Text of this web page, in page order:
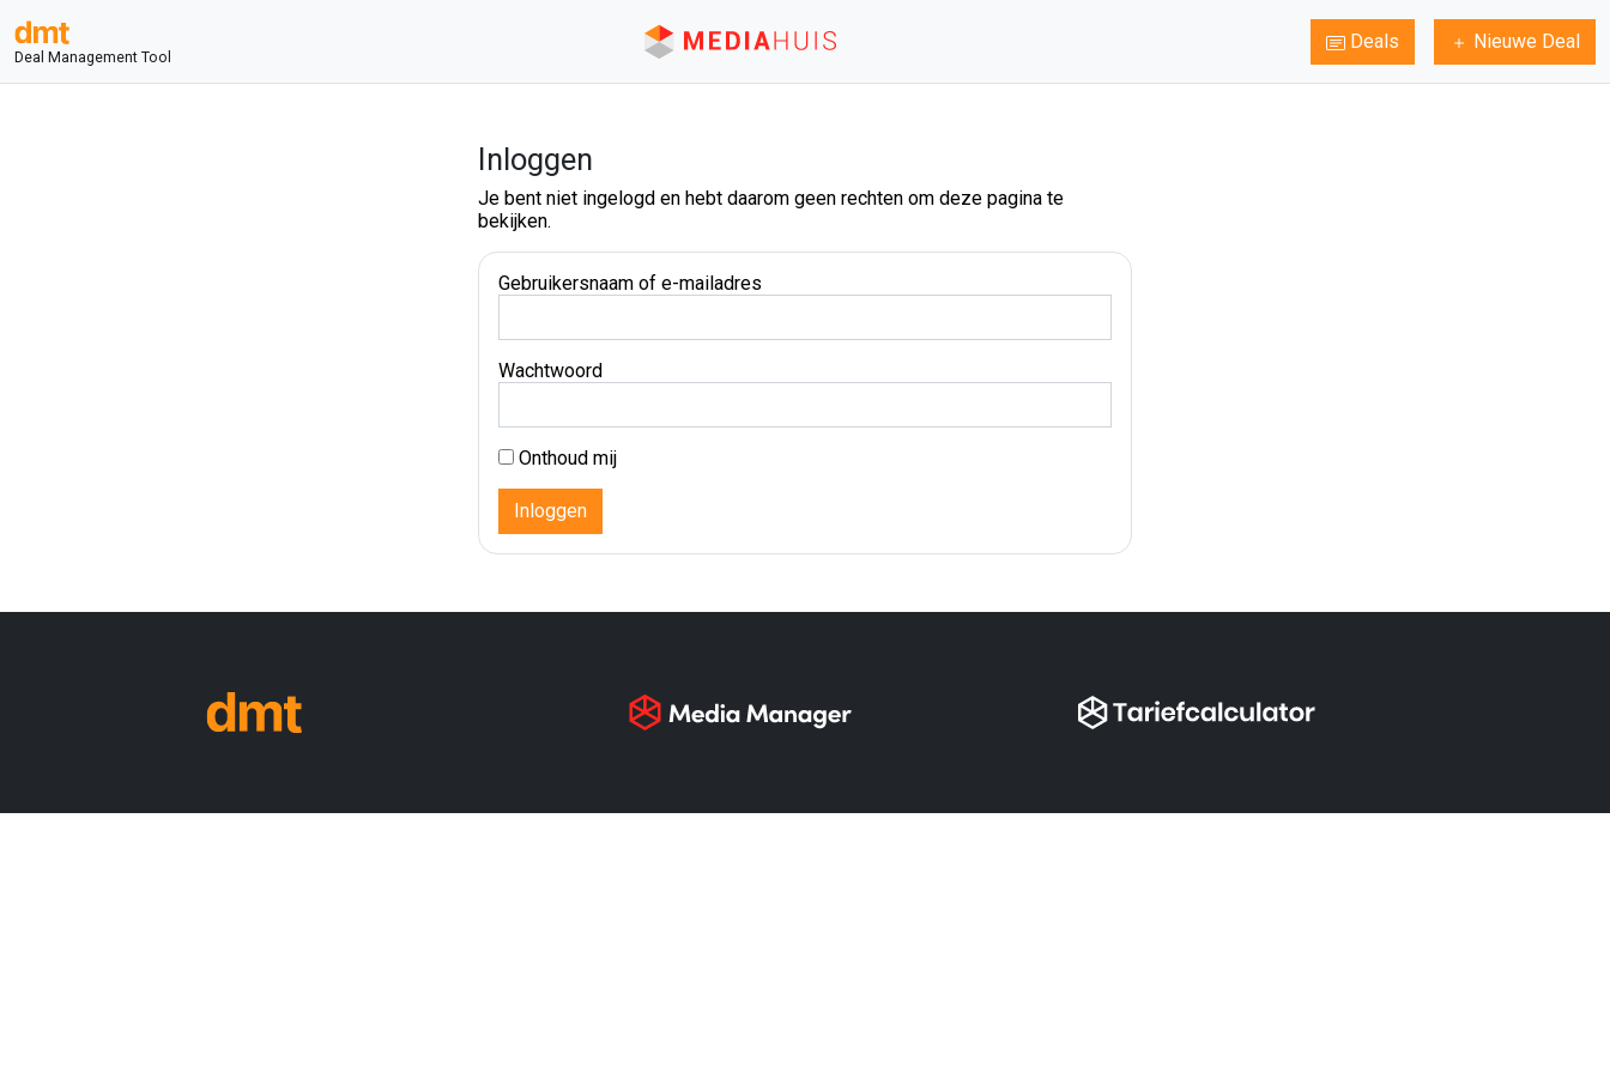
Deal Management Tool
Deals Nieuwe Deal
Inloggen
Je bent niet ingelogd en hebt daarom geen rechten om deze pagina te
bekijken.
Gebruikersnaam of e-mailadres
Wachtwoord
Onthoud mij